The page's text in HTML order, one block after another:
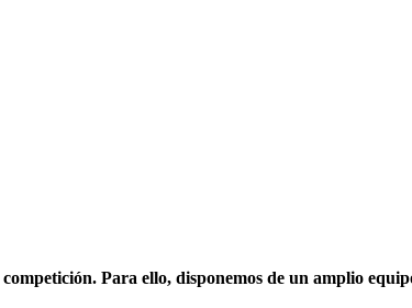
Para ello, disponemos de un amplio